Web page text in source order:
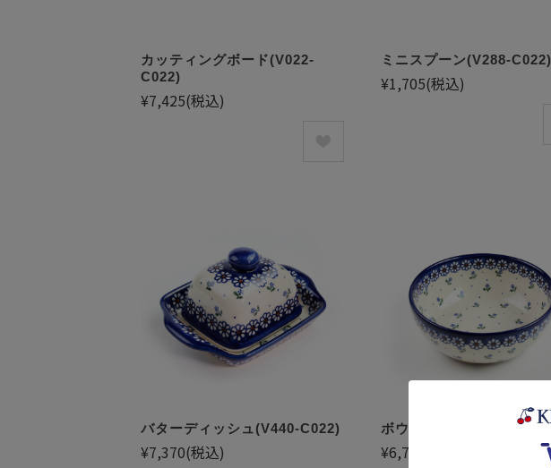
カッティングボード(V022-
C022)
¥7,425(税込)
ミニスプーン(V288-C022)
¥1,705(税込)
バターディッシュ(V440-C022)
¥7,370(税込)
ボウル・大(V073-C022)
¥6,710